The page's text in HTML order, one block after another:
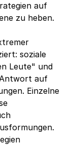
auf
zu heben.
soziale
Leute" und
auf
Einzelne